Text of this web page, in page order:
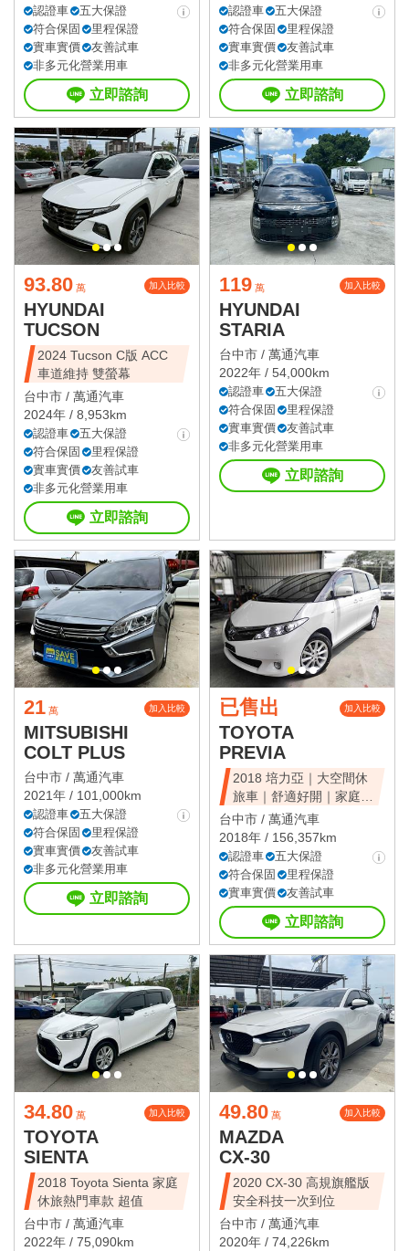
認證車
五大保證
符合保固
里程保證
實車實價
友善試車
非多元化營業用車
立即諮詢
認證車
五大保證
符合保固
里程保證
實車實價
友善試車
非多元化營業用車
立即諮詢
93.80 萬 加入比較
HYUNDAI
TUCSON
2024 Tucson C版 ACC
車道維持 雙螢幕
台中市 / 萬通汽車
2024年 / 8,953km
認證車
五大保證
符合保固
里程保證
實車實價
友善試車
非多元化營業用車
立即諮詢
119 萬 加入比較
HYUNDAI
STARIA
台中市 / 萬通汽車
2022年 / 54,000km
認證車
五大保證
符合保固
里程保證
實車實價
友善試車
非多元化營業用車
立即諮詢
21 萬 加入比較
MITSUBISHI
COLT PLUS
台中市 / 萬通汽車
2021年 / 101,000km
認證車
五大保證
符合保固
里程保證
實車實價
友善試車
非多元化營業用車
立即諮詢
已售出 加入比較
TOYOTA
PREVIA
2018 培力亞｜大空間休
旅車｜舒適好開｜家庭首
選｜可全額貸
台中市 / 萬通汽車
2018年 / 156,357km
認證車
五大保證
符合保固
里程保證
實車實價
友善試車
立即諮詢
34.80 萬 加入比較
TOYOTA
SIENTA
2018 Toyota Sienta 家庭
休旅熱門車款 超值
台中市 / 萬通汽車
2022年 / 75,090km
49.80 萬 加入比較
MAZDA
CX-30
2020 CX-30 高規旗艦版
安全科技一次到位
台中市 / 萬通汽車
2020年 / 74,226km